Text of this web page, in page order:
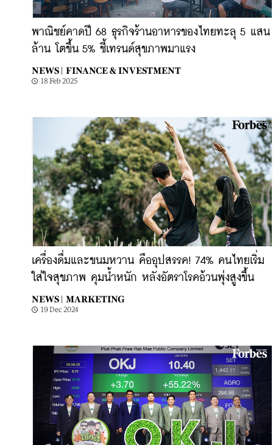
พาณิชย์คาดปี 68 ธุรกิจร้านอาหารของไทยทะลุ 5 แสน
ล้าน โตขึ้น 5% ชี้เทรนด์สุขภาพมาแรง
NEWS | FINANCE & INVESTMENT
18 Feb 2025
เครื่องดื่มและขนมหวาน คืออุปสรรค! 74% คนไทยเริ่ม
ใส่ใจสุขภาพ คุมน้ำหนัก หลังอัตราโรคอ้วนพุ่งสูงขึ้น
NEWS | MARKETING
19 Dec 2024